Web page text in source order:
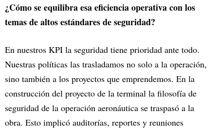
¿Cómo se equilibra esa eficiencia operativa con los
temas de altos estándares de seguridad?
En nuestros KPI la seguridad tiene prioridad ante todo.
Nuestras políticas las trasladamos no solo a la operación,
sino también a los proyectos que emprendemos. En la
construcción del proyecto de la terminal la filosofía de
seguridad de la operación aeronáutica se traspasó a la
obra. Esto implicó auditorías, reportes y reuniones